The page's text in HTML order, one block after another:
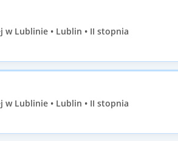
w Lublinie • Lublin • II stopnia
w Lublinie • Lublin • II stopnia